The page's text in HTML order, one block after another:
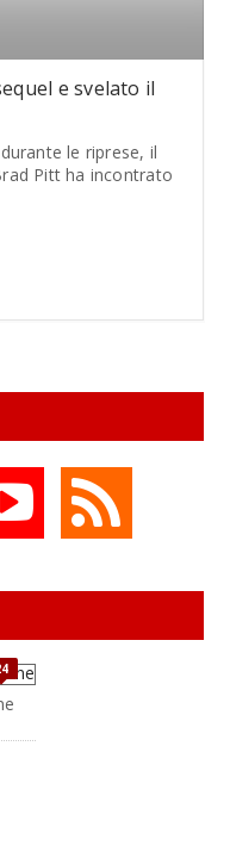
e svelato il
le riprese, il
Pitt ha incontrato